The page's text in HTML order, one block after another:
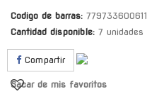
Codigo de barras:
Cantidad disponible: 7 unidades
Compartir
Sacar de mis favoritos